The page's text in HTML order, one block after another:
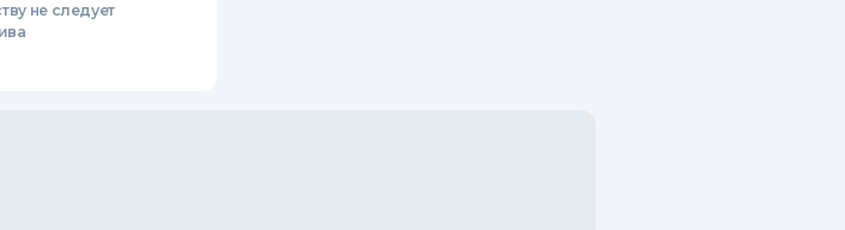
не следует